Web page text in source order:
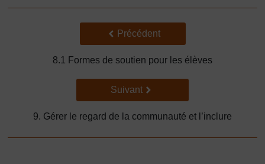
Précédent
Précédent
8.1 Formes de soutien pour les élèves
Suivant
Suivant
9. Gérer le regard de la communauté et l’inclure